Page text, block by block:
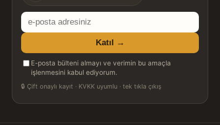
E-
posta
adresiniz
Katıl →
E-posta bülteni almayı ve verimin bu amaçla
işlenmesini kabul ediyorum.
🔒 Çift onaylı kayıt · KVKK uyumlu · tek tıkla çıkış